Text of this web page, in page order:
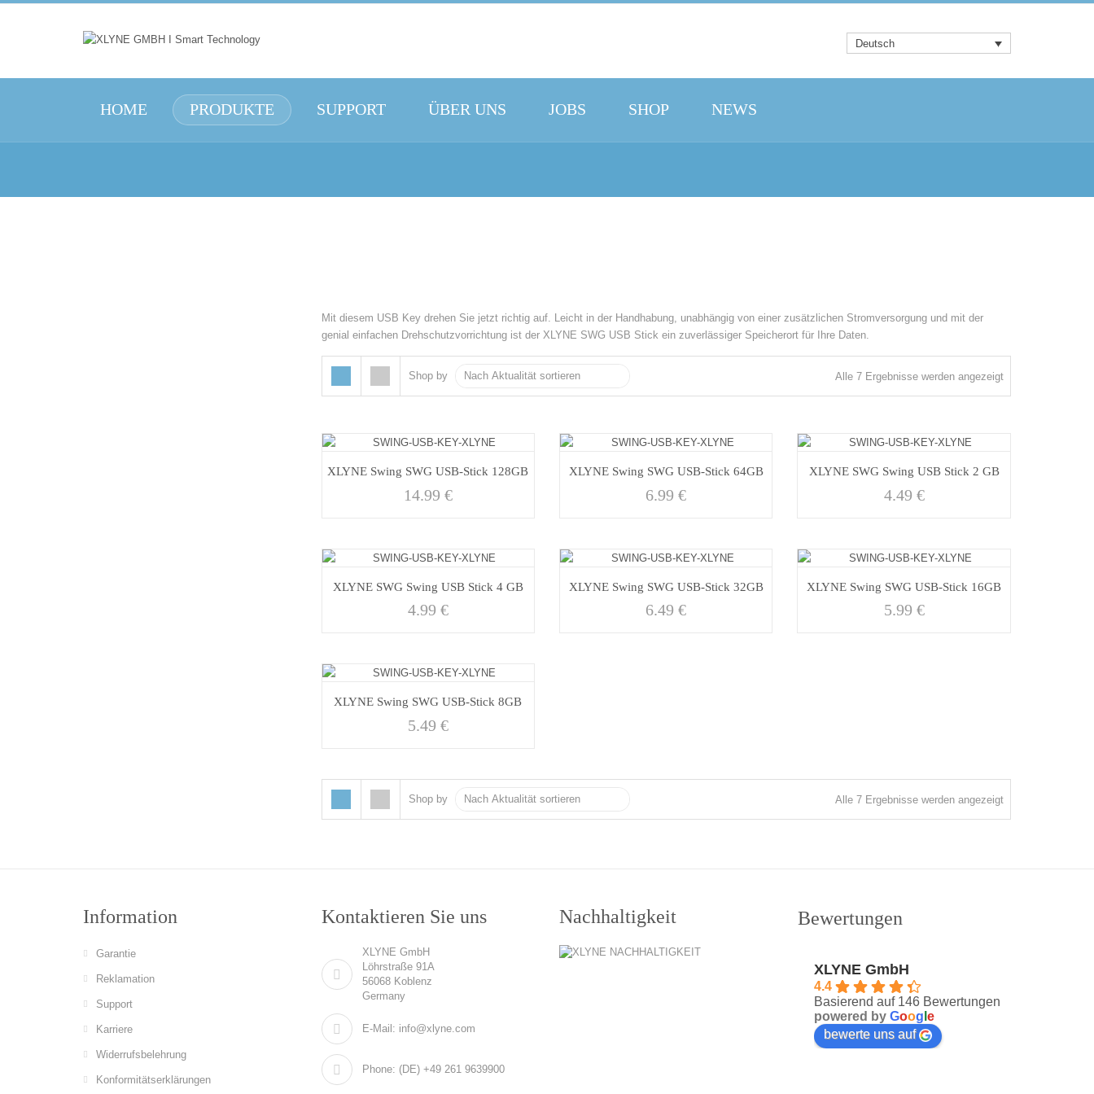
Deutsch
HOME PRODUKTE SUPPORT ÜBER UNS JOBS SHOP NEWS
Mit diesem USB Key drehen Sie jetzt richtig auf. Leicht in der Handhabung, unabhängig von einer zusätzlichen Stromversorgung und mit der
genial einfachen Drehschutzvorrichtung ist der XLYNE SWG USB Stick ein zuverlässiger Speicherort für Ihre Daten.
Shop by Alle 7 Ergebnisse werden angezeigtNach
Aktualität
XLYNE Swing SWG USB-Stick 128GB
14.99 €
XLYNE Swing SWG USB-Stick 64GB
6.99€
XLYNE SWG Swing USB Stick 2 GB
4.49 €
XLYNE SWG Swing USB Stick 4 GB
4.99 €
XLYNE Swing SWG USB-Stick 32GB
6.49€
XLYNE Swing SWG USB-Stick 16GB
5.99 €
XLYNE Swing SWG USB-Stick 8GB
5.49 €
Shop by Alle 7 Ergebnisse werden angezeigtNach
Information
Garantie
Reklamation
Support
Karriere
Widerrufsbelehrung
Konformitätserklärungen
Kontaktieren Sie uns
XLYNE GmbH
Löhrstraße 91A
56068 Koblenz
Germany
E-Mail: info@xlyne.com
Phone: (DE) +49 261 9639900
Nachhaltigkeit Bewertungen
XLYNE GmbH
4.4
Basierend auf 146 Bewertungen
powered by Goog e
bewerte uns auf